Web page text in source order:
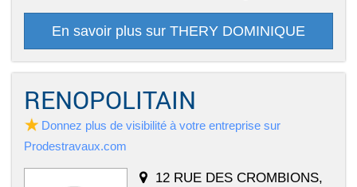
En savoir plus sur THERY DOMINIQUE
RENOPOLITAIN
Donnez plus de visibilité à votre entreprise sur
Prodestravaux.com
12 RUE DES CROMBIONS,